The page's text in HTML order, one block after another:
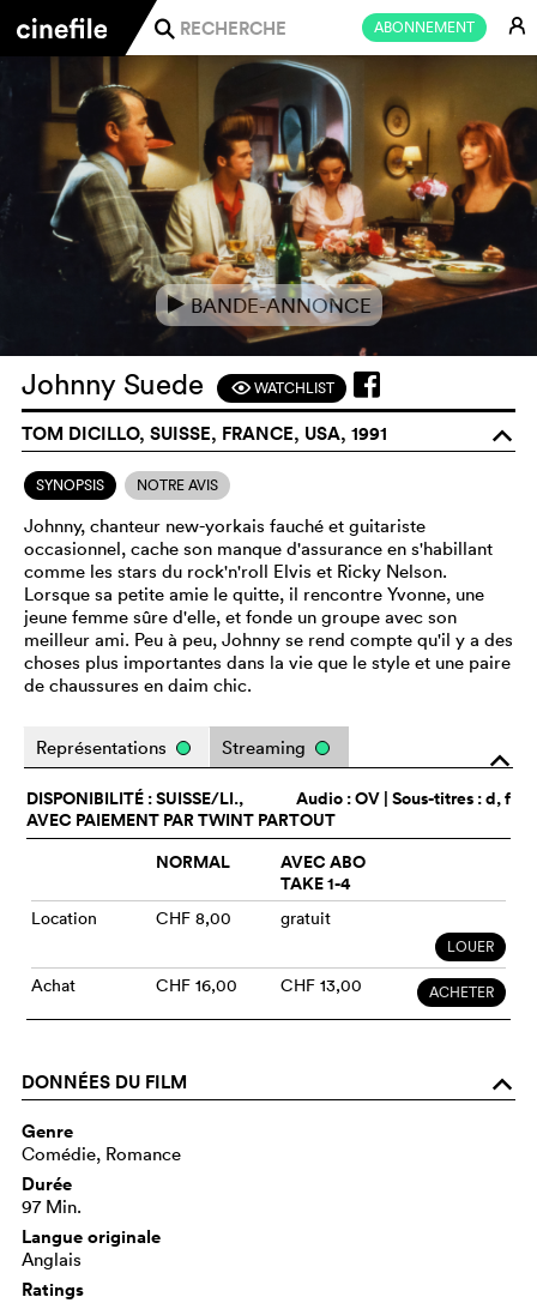
ABONNEMENT E
j
eBANDE-ANNONCE
Johnny Suede FWATCHLIST
TOM DICILLO, SUISSE, FRANCE, USA, 1991 o
SYNOPSIS NOTRE AVIS
Johnny, chanteur new-yorkais fauché et guitariste
occasionnel, cache son manque d'assurance en s'habillant
comme les stars du rock'n'roll Elvis et Ricky Nelson.
Lorsque sa petite amie le quitte, il rencontre Yvonne, une
jeune femme sûre d'elle, et fonde un groupe avec son
meilleur ami. Peu à peu, Johnny se rend compte qu'il y a des
choses plus importantes dans la vie que le style et une paire
de chaussures en daim chic.
o
Représentations Streaming
Audio :OV | Sous-titres : d, f
DISPONIBILITÉ : SUISSE/LI.,
AVEC PAIEMENT PAR TWINT PARTOUT
NORMAL
AVEC ABO
TAKE 1-4
Location CHF 8,00 gratuit
LOUER
Achat CHF 16,00 CHF 13,00 ACHETER
DONNÉES DU FILM o
Genre
Comédie, Romance
Durée
97 Min.
Langue originale
Anglais
Ratings